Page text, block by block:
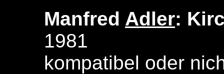
Manfred Adler:
1981
kompatibel oder